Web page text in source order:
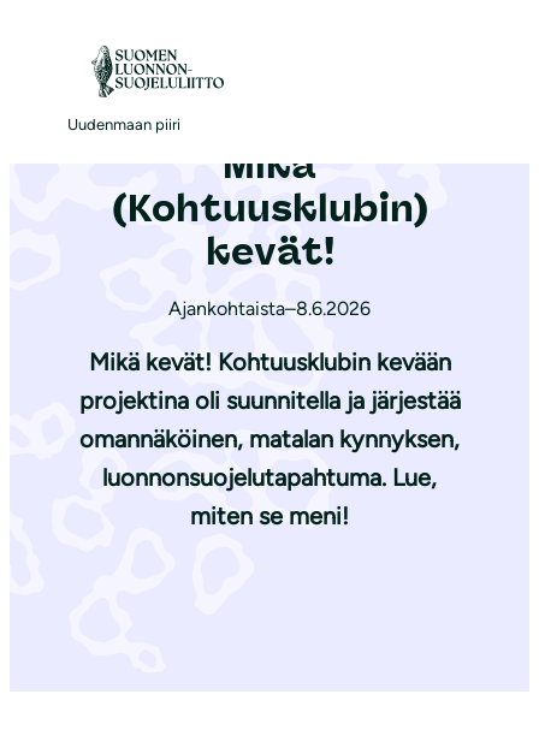
Uudenmaan piiri
Etusivu|Ajankohtaista
Mikä
(Kohtuusklubin)
kevät!
Ajankohtaista–8.6.2026
Mikä kevät! Kohtuusklubin kevään
projektina oli suunnitella ja järjestää
omannäköinen, matalan kynnyksen,
luonnonsuojelutapahtuma. Lue,
miten se meni!